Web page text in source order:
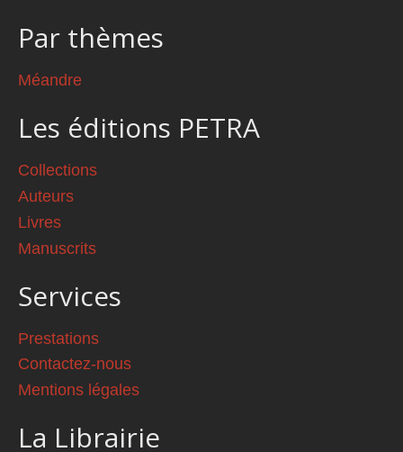
Par thèmes
Méandre
Les éditions PETRA
Collections
Auteurs
Livres
Manuscrits
Services
Prestations
Contactez-nous
Mentions légales
La Librairie